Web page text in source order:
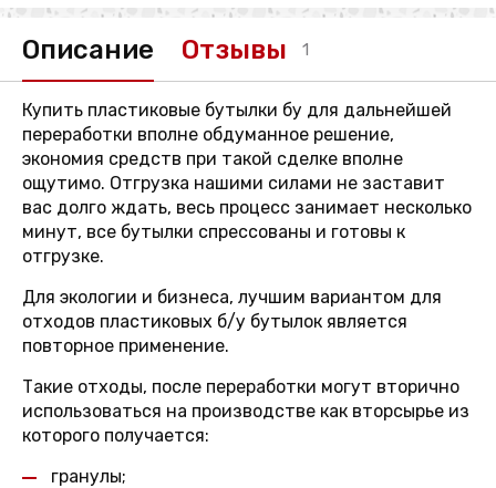
Описание Отзывы 1
Купить пластиковые бутылки бу для дальнейшей
переработки вполне обдуманное решение,
экономия средств при такой сделке вполне
ощутимо. Отгрузка нашими силами не заставит
вас долго ждать, весь процесс занимает несколько
минут, все бутылки спрессованы и готовы к
отгрузке.
Для экологии и бизнеса, лучшим вариантом для
отходов пластиковых б/у бутылок является
повторное применение.
Такие отходы, после переработки могут вторично
использоваться на производстве как вторсырье из
которого получается:
гранулы;